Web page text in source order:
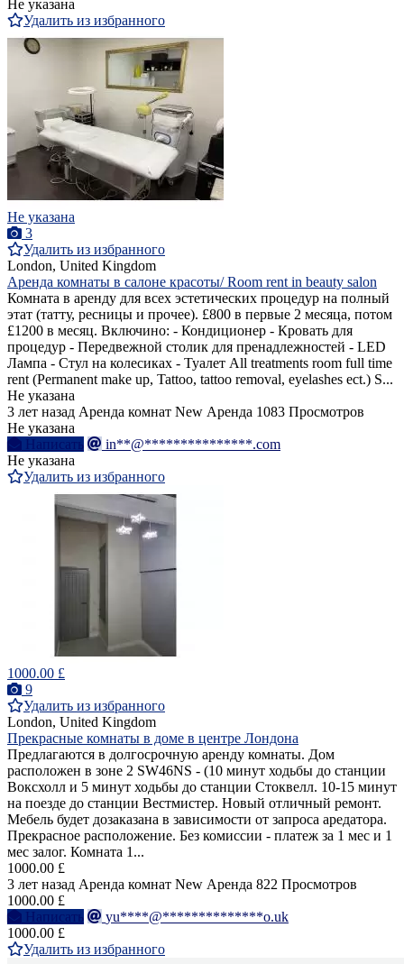
Не указана
Удалить из избранного
Не указана
3
Удалить из избранного
London, United Kingdom
Аренда комнаты в салоне красоты/ Room rent in beauty salon
Комната в аренду для всех эстетических процедур на полный
этат (татту, ресницы и прочее). £800 в первые 2 месяца, потом
£1200 в месяц. Включино: - Кондиционер - Кровать для
процедур - Передвежной столик для пренадлежностей - LED
Лампа - Стул на колесиках - Туалет All treatments room full time
rent (Permanent make up, Tattoo, tattoo removal, eyelashes ect.) S...
Не указана
3 лет назад Аренда комнат New Аренда 1083 Просмотров
Не указана
Написать
in**@***************.com
Не указана
Удалить из избранного
1000.00 £
9
Удалить из избранного
London, United Kingdom
Прекрасные комнаты в доме в центре Лондона
Предлагаются в долгосрочную аренду комнаты. Дом
расположен в зоне 2 SW46NS - (10 минут ходьбы до станции
Воксхолл и 5 минут ходьбы до станции Стоквелл. 10-15 минут
на поезде до станции Вестмистер. Новый отличный ремонт.
Мебель будет дозаказана в зависимости от запроса аредатора.
Прекрасное расположение. Без комиссии - платеж за 1 мес и 1
мес залог. Комната 1...
1000.00 £
3 лет назад Аренда комнат New Аренда 822 Просмотров
1000.00 £
Написать
yu****@**************o.uk
1000.00 £
Удалить из избранного